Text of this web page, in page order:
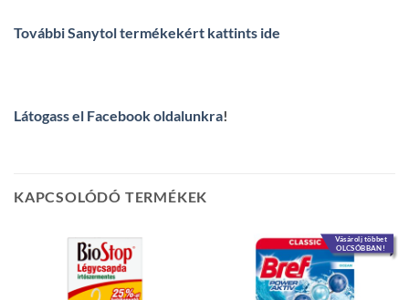
További Sanytol termékekért kattints ide
Látogass el Facebook oldalunkra!
KAPCSOLÓDÓ TERMÉKEK
Vásárolj többet
OLCSÓBBAN!